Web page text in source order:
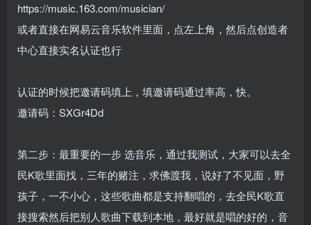
https://music.163.com/musician/
或者直接在网易云音乐软件里面，点左上角，然后点创造者
中心直接实名认证也行
认证的时候把邀请码填上，填邀请码通过率高，快。
邀请码：SXGr4Dd
第二步：最重要的一步 选音乐，通过我测试，大家可以去全
民K歌里面找，三年的赌注，求佛渡我，说好了不见面，野
孩子，一不小心，这些歌曲都是支持翻唱的，去全民K歌直
接搜索然后把别人歌曲下载到本地，最好就是唱的好的，音